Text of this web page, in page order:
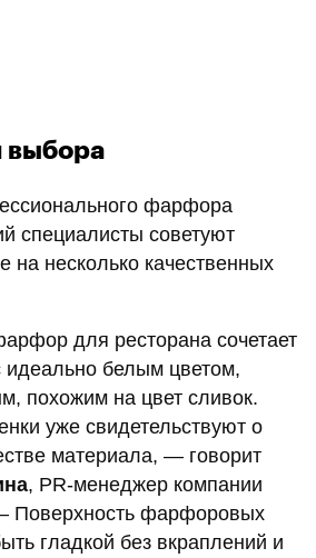
выбора
фарфора
специалисты советуют
на несколько качественных
для ресторана сочетает
белым цветом,
похожим на цвет сливок.
уже свидетельствуют о
материала, — говорит
, PR-менеджер компании
Поверхность фарфоровых
гладкой без вкраплений и